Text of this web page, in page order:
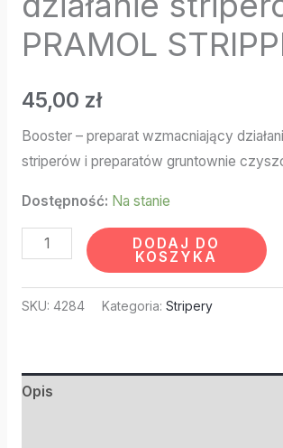
PRAMOL
45,00 zł
Booster – preparat wzmacniający
striperów i preparatów gruntownie
Dostępność: Na stanie
DODAJ DO
KOSZYKA
SKU: 4284 Kategoria: Stripery
Opis